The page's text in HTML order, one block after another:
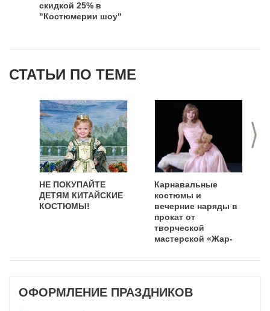
скидкой 25% в
"Костюмерии шоу"
СТАТЬИ ПО ТЕМЕ
>
НЕ ПОКУПАЙТЕ
ДЕТЯМ КИТАЙСКИЕ
КОСТЮМЫ!
Карнавальные
костюмы и
вечерние наряды в
прокат от
творческой
мастерской «Жар-
ОФОРМЛЕНИЕ ПРАЗДНИКОВ